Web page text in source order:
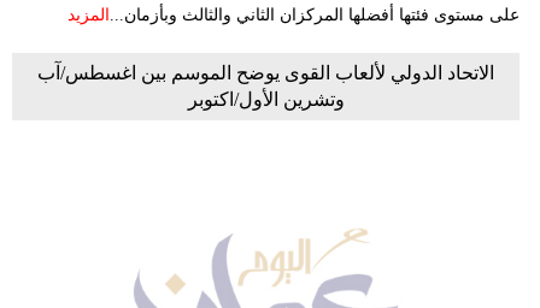
على مستوى فئتها أفضلها المركزان الثاني والثالث وبأزمان... المزيد
الاتحاد الدولي لألعاب القوى يوضح الموسم بين اغسطس/آب
وتشرين الأول/اكتوبر